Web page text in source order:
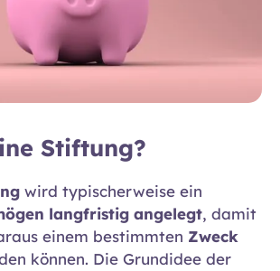
Stiftung?
wird typischerweise ein
langfristig angelegt, damit
einem bestimmten Zweck
können. Die Grundidee der